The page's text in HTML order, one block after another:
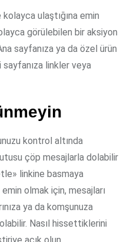
ulaştığına emin
görülebilen bir aksiyon
sayfanıza ya da özel ürün
sayfanıza linkler veya
kontrol altında
çöp mesajlarla dolabilir
linkine basmaya
emin olmak için, mesajları
ya da komşunuza
Nasıl hissettiklerini